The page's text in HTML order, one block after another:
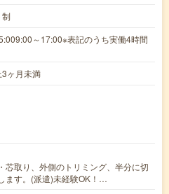
～17:00※表記のうち実働4時間
ヶ月未満
芯取り、外側のトリミング、半分に切
ます。(派遣)未経験OK！…